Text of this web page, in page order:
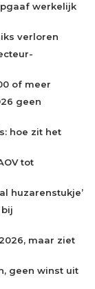
werkelijk
verloren
of meer
geen
hoe zit het
tot
huzarenstukje’
maar ziet
geen winst uit